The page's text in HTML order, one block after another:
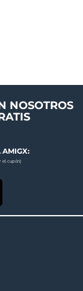
NOSOTROS
AMIGX:
el cupón)